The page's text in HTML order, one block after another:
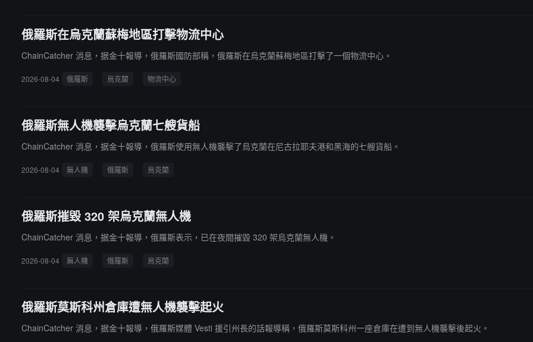
俄羅斯在烏克蘭蘇梅地區打擊物流中心
ChainCatcher 消息，据金十報導，俄羅斯國防部稱，俄羅斯在烏克蘭蘇梅地區打擊了一個物流中心。
2026-08-04 俄羅斯 烏克蘭 物流中心
俄羅斯無人機襲擊烏克蘭七艘貨船
ChainCatcher 消息，据金十報導，俄羅斯使用無人機襲擊了烏克蘭在尼古拉耶夫港和黑海的七艘貨船。
2026-08-04 無人機 俄羅斯 烏克蘭
俄羅斯摧毀 320 架烏克蘭無人機
ChainCatcher 消息，据金十報導，俄羅斯表示，已在夜間摧毀 320 架烏克蘭無人機。
2026-08-04 無人機 俄羅斯 烏克蘭
俄羅斯莫斯科州倉庫遭無人機襲擊起火
ChainCatcher 消息，据金十報導，俄羅斯媒體 Vesti 援引州長的話報導稱，俄羅斯莫斯科州一座倉庫在遭到無人機襲擊後起火。